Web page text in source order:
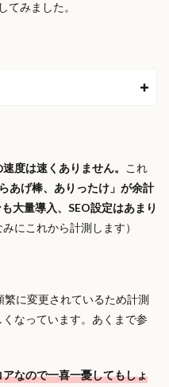
てみました。
度は速くありません。
これ
らあげ棒、ありったけ」が余計
大量導入、SEO設定はあまり
にこれから計測します）
に変更されているため計測
なっています。あくまで参
なので一喜一憂してもしょ